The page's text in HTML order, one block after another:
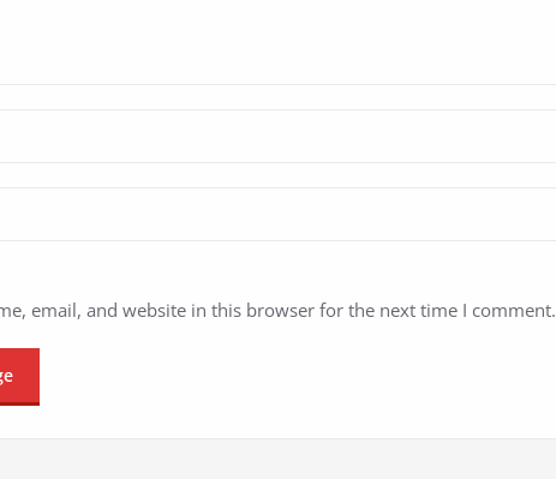
email, and website in this browser for the next time I comment.